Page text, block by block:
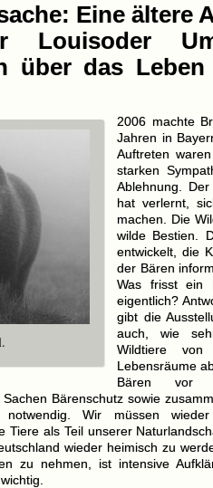
Eine ältere
Louisoder
über das
2006 machte
Jahren in
Auftreten
starken
Ablehnung.
hat verlernt,
machen. Die
wilde Bestien.
entwickelt, die
der Bären
Was frisst ein
eigentlich?
gibt die
auch, wie
Wildtiere von
Lebensräume
Bären vor
Bärenschutz sowie
notwendig. Wir müssen
Tiere als Teil unserer
wieder heimisch zu
zu nehmen, ist intensive